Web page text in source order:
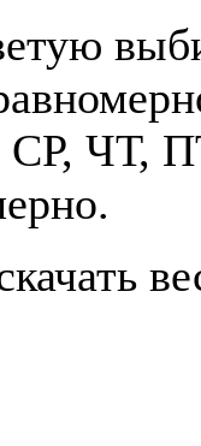
ЧТ,